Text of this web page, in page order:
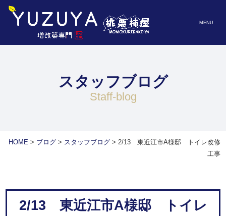
MENU
スタッフブログ
staff-blog
HOME> ブログ> スタッフブログ> 2/13 東近江市A様邸 トイレ改修
工事
2/13 東近江市A様邸 トイレ